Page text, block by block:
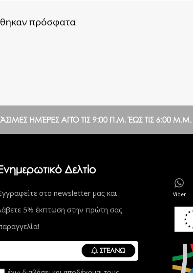
πρόσφατα
ΗΜΈΡΕΣ ΑΠΌ ΤΙΣ 9:00 Π.Μ. ΈΩΣ ΤΙΣ 6:00 Μ.Μ.
Δελτίο
στο newsletter μας και
5% έκπτωση στην πρώτη σας
ΣΤΈΛΝΩ
Viber